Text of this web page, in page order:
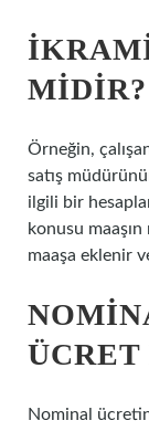
MIDIR?
Örneğin,
satış
ilgili bir
konusu
maaşa eklenir
ÜCRET
Nominal